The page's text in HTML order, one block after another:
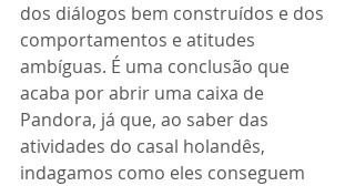
dos diálogos bem construídos e dos
comportamentos e atitudes
ambíguas. É uma conclusão que
acaba por abrir uma caixa de
Pandora, já que, ao saber das
atividades do casal holandês,
indagamos como eles conseguem